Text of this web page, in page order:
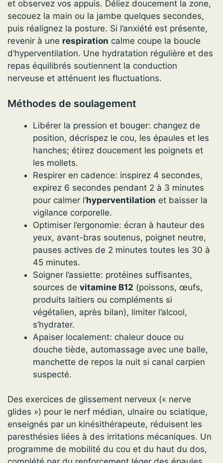
et observez vos appuis. Déliez doucement la zone,
secouez la main ou la jambe quelques secondes,
puis réalignez la posture. Si l’anxiété est présente,
revenir à une respiration calme coupe la boucle
d’hyperventilation. Une hydratation régulière et des
repas équilibrés soutiennent la conduction
nerveuse et atténuent les fluctuations.
Méthodes de soulagement
Libérer la pression et bouger: changez de
position, décrispez le cou, les épaules et les
hanches; étirez doucement les poignets et
les mollets.
Respirer en cadence: inspirez 4 secondes,
expirez 6 secondes pendant 2 à 3 minutes
pour calmer l’hyperventilation et baisser la
vigilance corporelle.
Optimiser l’ergonomie: écran à hauteur des
yeux, avant-bras soutenus, poignet neutre,
pauses actives de 2 minutes toutes les 30 à
45 minutes.
Soigner l’assiette: protéines suffisantes,
sources de vitamine B12 (poissons, œufs,
produits laitiers ou compléments si
végétalien, après bilan), limiter l’alcool,
s’hydrater.
Apaiser localement: chaleur douce ou
douche tiède, automassage avec une balle,
manchette de repos la nuit si canal carpien
suspecté.
Des exercices de glissement nerveux (« nerve
glides ») pour le nerf médian, ulnaire ou sciatique,
enseignés par un kinésithérapeute, réduisent les
paresthésies liées à des irritations mécaniques. Un
programme de mobilité du cou et du haut du dos,